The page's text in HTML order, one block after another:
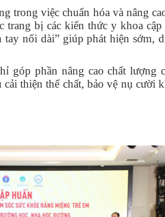
trong việc chuẩn hóa và nâng
bị các kiến thức y khoa
tay nối dài” giúp phát hiện sớm,
góp phần nâng cao chất lượng
thiện thể chất, bảo vệ nụ cười